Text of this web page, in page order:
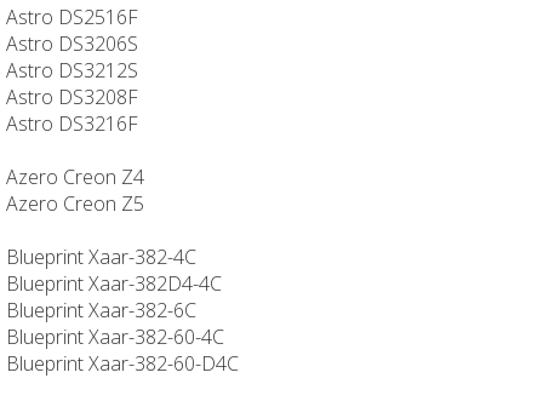
Astro DS2516F
Astro DS3206S
Astro DS3212S
Astro DS3208F
Astro DS3216F
Azero Creon Z4
Azero Creon Z5
Blueprint Xaar-382-4C
Blueprint Xaar-382D4-4C
Blueprint Xaar-382-6C
Blueprint Xaar-382-60-4C
Blueprint Xaar-382-60-D4C